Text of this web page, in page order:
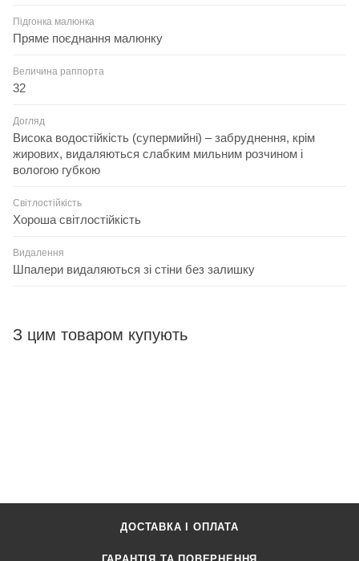
Підгонка малюнка
Пряме поєднання малюнку
Величина раппорта
32
Догляд
Висока водостійкість (супермийні) – забруднення, крім
жирових, видаляються слабким мильним розчином і
вологою губкою
Світлостійкість
Хороша світлостійкість
Видалення
Шпалери видаляються зі стіни без залишку
З цим товаром купують
ДОСТАВКА І ОПЛАТА